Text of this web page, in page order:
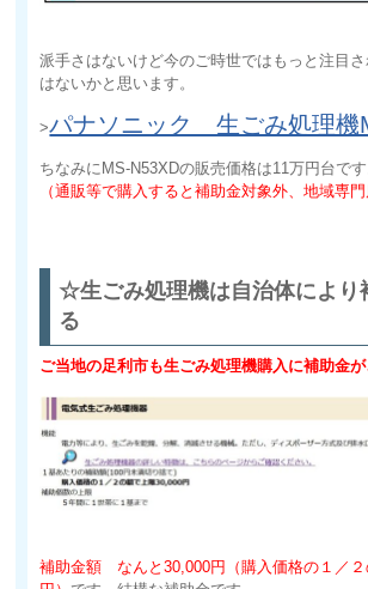
派手さはないけど今のご時世ではもっと注目
はないかと思います。
>パナソニック 生ごみ処理機
ちなみにMS-N53XDの販売価格は11万円台です
（通販等で購入すると補助金対象外、地域専門
☆生ごみ処理機は自治体により
る
ご当地の足利市も生ごみ処理機購入に補助金が
補助金額 なんと30,000円（購入価格の１／２